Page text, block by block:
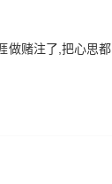
做赌注了,把心思都